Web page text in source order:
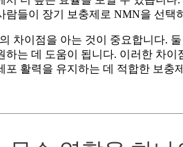
람들이 장기 보충제로 NMN을 선택
차이점을 아는 것이 중요합니다.
하는 데 도움이 됩니다. 이러한 차이
포 활력을 유지하는 데 적합한 보충